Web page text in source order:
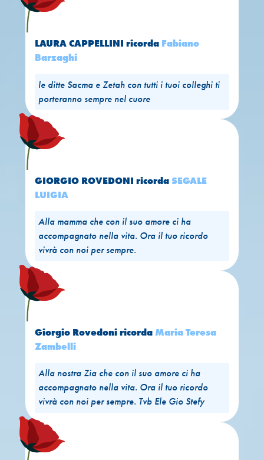
LAURA CAPPELLINI ricorda Fabiano
Barzaghi
le ditte Sacma e Zetah con tutti i tuoi colleghi ti
porteranno sempre nel cuore
GIORGIO ROVEDONI ricorda SEGALE
LUIGIA
Alla mamma che con il suo amore ci ha
accompagnato nella vita. Ora il tuo ricordo
vivrà con noi per sempre.
Giorgio Rovedoni ricorda Maria Teresa
Zambelli
Alla nostra Zia che con il suo amore ci ha
accompagnato nella vita. Ora il tuo ricordo
vivrà con noi per sempre. Tvb Ele Gio Stefy